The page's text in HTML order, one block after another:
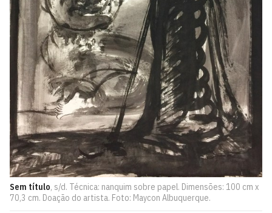
Sem título, s/d. Técnica: nanquim sobre papel. Dimensões: 100 cm x
70,3 cm. Doação do artista. Foto: Maycon Albuquerque.